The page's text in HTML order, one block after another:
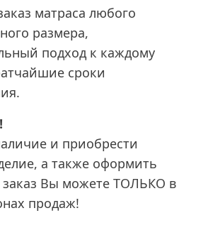
матраса любого
размера,
подход к каждому
сроки
и приобрести
а также оформить
заказ Вы можете ТОЛЬКО в
продаж!